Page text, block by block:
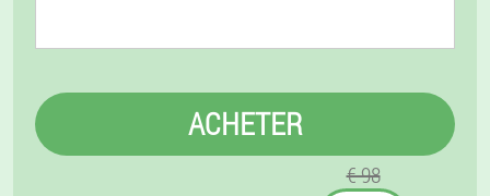
ACHETER
€ 98